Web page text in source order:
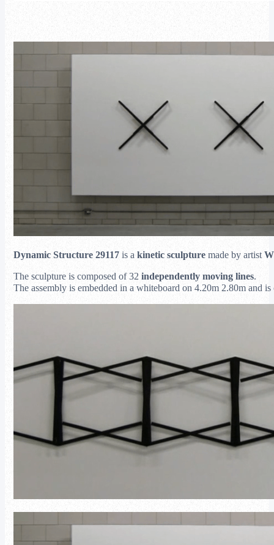
Dynamic Structure 29117is akinetic sculpturemade by artist
The sculpture is composed of 32 independently moving lines.
The assembly is embedded in a whiteboard on 4.20m 2.80m and